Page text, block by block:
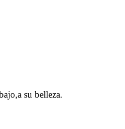
su belleza.